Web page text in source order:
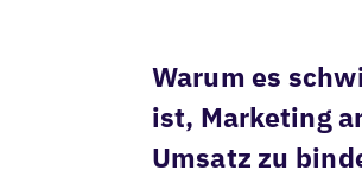
Warum es
ist, Marketing
Umsatz zu